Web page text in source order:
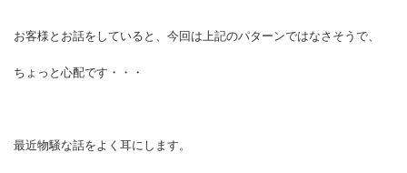
お客様とお話をしていると、今回は上記のパターンではなさそうで、
ちょっと心配です・・・
最近物騒な話をよく耳にします。